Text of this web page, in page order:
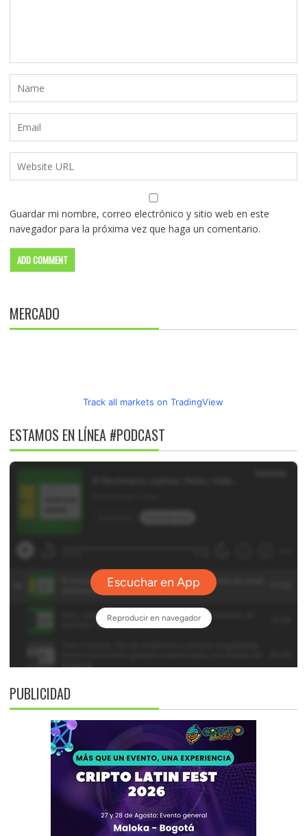
Guardar mi nombre, correo electrónico y sitio web en este
navegador para la próxima vez que haga un comentario.
MERCADO
Track all markets on TradingView
ESTAMOS EN LÍNEA #PODCAST
PUBLICIDAD